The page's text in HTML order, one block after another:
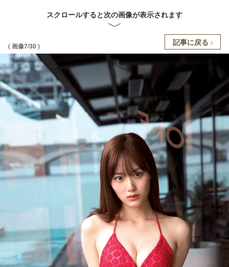
スクロールすると次の画像が表示されます
( 画像7/30 ) 記事に戻る